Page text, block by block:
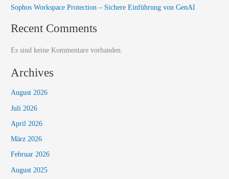
Sophos Workspace Protection – Sichere Einführung von GenAI
Recent Comments
Es sind keine Kommentare vorhanden.
Archives
August 2026
Juli 2026
April 2026
März 2026
Februar 2026
August 2025